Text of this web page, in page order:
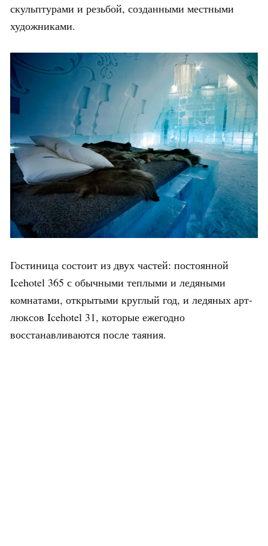
скульптурами и резьбой, созданными местными
художниками.
Гостиница состоит из двух частей: постоянной
Icehotel 365 с обычными теплыми и ледяными
комнатами, открытыми круглый год, и ледяных арт-
люксов Icehotel 31, которые ежегодно
восстанавливаются после таяния.